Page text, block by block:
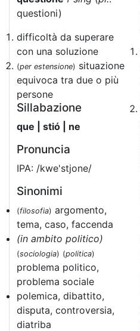
questioni)
difficoltà da superare
con una soluzione
(per estensione) situazione
equivoca tra due o più
persone
Sillabazione
que | stió | ne
Pronuncia
IPA: /kwe'stjone/
Sinonimi
(filosofia) argomento,
tema, caso, faccenda
(in ambito politico)
(sociologia) (politica)
problema politico,
problema sociale
polemica, dibattito,
disputa, controversia,
diatriba